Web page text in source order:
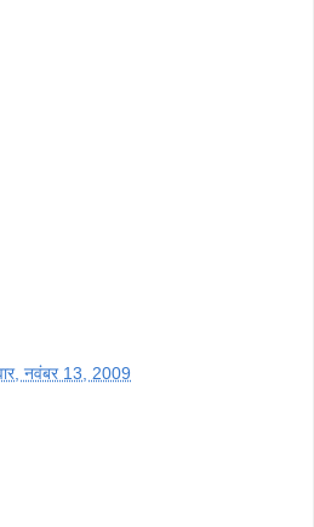
नवंबर 13, 2009